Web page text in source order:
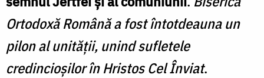
Ortodoxă Română a fost întotdeauna un
pilon al unității, unind sufletele
credincioșilor în Hristos Cel Înviat.